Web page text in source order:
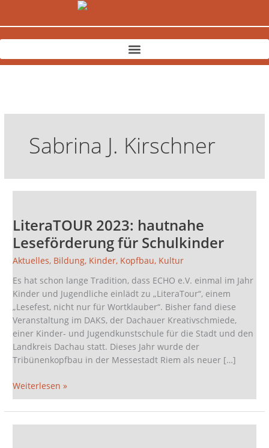
Sabrina J. Kirschner
LiteraTOUR 2023: hautnahe
Leseförderung für Schulkinder
Aktuelles, Bildung, Kinder, Kopfbau, Kultur
Es hat schon lange Tradition, dass ECHO e.V. einmal im Jahr
Kinder und Jugendliche einlädt zu „LiteraTour“, einem
„Lesefest, nicht nur für Wortklauber“. Bisher fand diese
Veranstaltung im DAKS, der Dachauer Kreativschmiede,
einer Kinder- und Jugendkunstschule für die Stadt und den
Landkreis Dachau statt. Dieses Jahr wurde der
Tribünenkopfbau in der Messestadt Riem als neuer […]
hautnahe
Leseförderung
für
Schulkinder
Weiterlesen »